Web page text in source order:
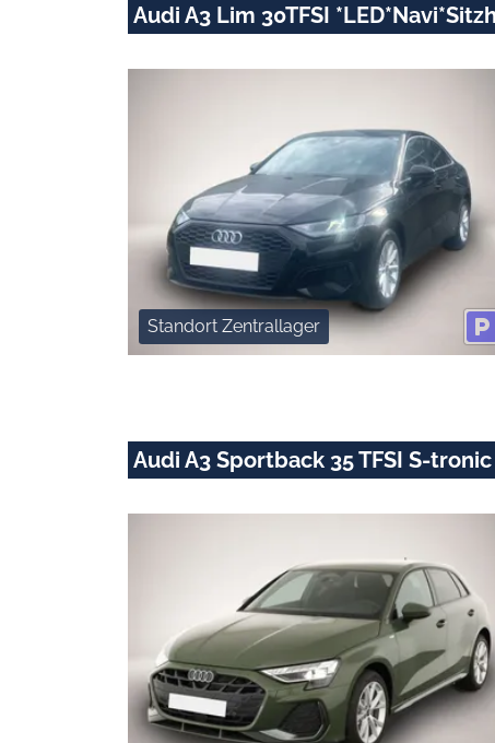
Audi A3 Lim 30TFSI
Standort Zentrallager
Audi A3 Sportback 35 TFSI S-